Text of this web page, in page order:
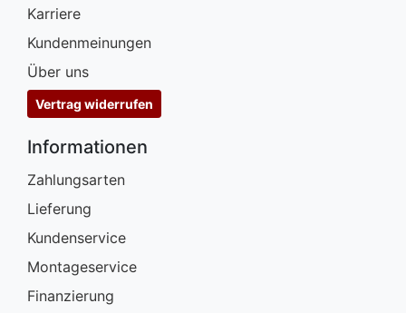
Karriere
Kundenmeinungen
Über uns
Vertrag widerrufen
Informationen
Zahlungsarten
Lieferung
Kundenservice
Montageservice
Finanzierung